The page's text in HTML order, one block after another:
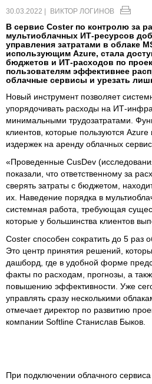
30.03.2022 | ВИКТОР ЛОГИНОВ
В сервис Coster по контролю за
мультиоблачных ИТ-ресурсов
управления затратами в облаке
использующим Azure, стала
бюджетов и ИТ-расходов по
пользователям эффективнее
облачные сервисы и урезать
Новый инструмент позволяет
упорядочивать расходы на ИТ-
минимальными трудозатратами.
клиентов, которые пользуются Azure
издержек на аренду облачных
«Проведенные CusDev
показали, что ответственному за
сверять затраты с бюджетом,
их. Наведение порядка в
системная работа, требующая
которые у большинства клиентов
Coster способен сократить до 5 раз
Это центр принятия решений,
дашборд, где в удобной форме
факты по расходам, прогнозы, а
повышению эффективности. Уже
управлять сразу несколькими
отмечает директор по развитию
компании Softline Станислав Быков.
При подключении облачного